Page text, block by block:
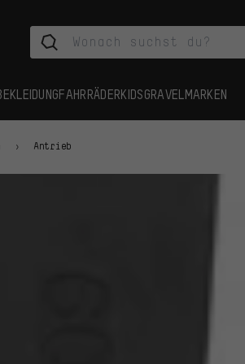
FAHRRÄDERKIDSGRAVEL MARKEN
Antrieb